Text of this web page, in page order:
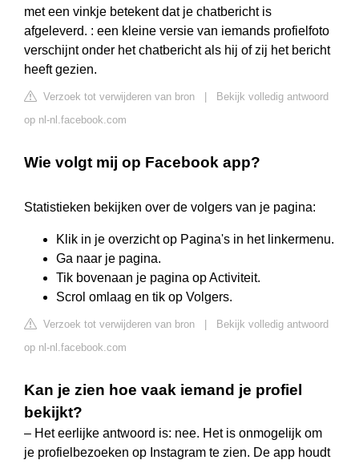
met een vinkje betekent dat je chatbericht is
afgeleverd. : een kleine versie van iemands profielfoto
verschijnt onder het chatbericht als hij of zij het bericht
heeft gezien.
Verzoek tot verwijderen van bron
Bekijk volledig antwoord
op nl-nl.facebook.com
Wie volgt mij op Facebook app?
Statistieken bekijken over de volgers van je pagina:
Klik in je overzicht op Pagina's in het linkermenu.
Ga naar je pagina.
Tik bovenaan je pagina op Activiteit.
Scrol omlaag en tik op Volgers.
Verzoek tot verwijderen van bron
Bekijk volledig antwoord
op nl-nl.facebook.com
Kan je zien hoe vaak iemand je profiel
bekijkt?
– Het eerlijke antwoord is: nee. Het is onmogelijk om
je profielbezoeken op Instagram te zien. De app houdt